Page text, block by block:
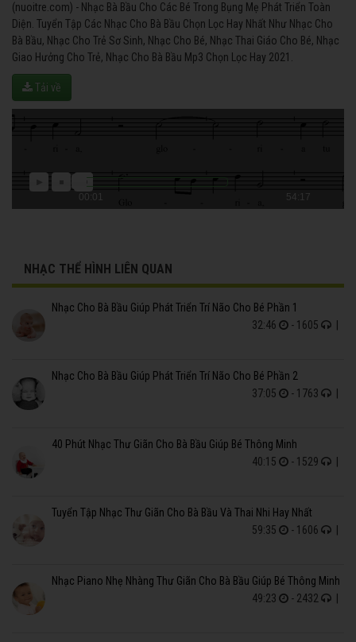
(nuoitre.com) - Nhạc Bà Bầu Cho Các Bé Trong Bụng Mẹ Phát Triển Toàn
Diện. Tuyển Tập Các Nhạc Cho Bà Bầu Chọn Lọc Hay Nhất Như Nhạc Cho
Bà Bầu, Nhạc Cho Trẻ Sơ Sinh, Nhạc Cho Bé, Nhạc Thai Giáo Cho Bé, Nhạc
Giao Hưởng Cho Trẻ, Nhạc Cho Bà Bầu Mp3 Chọn Lọc Hay 2021.
Tải về
00:01 54:17
NHẠC THỂ HÌNH LIÊN QUAN
Nhạc Cho Bà Bầu Giúp Phát Triển Trí Não Cho Bé Phần 1
32:46
- 1605 |
Nhạc Cho Bà Bầu Giúp Phát Triển Trí Não Cho Bé Phần 2
37:05
- 1763 |
40 Phút Nhạc Thư Giãn Cho Bà Bầu Giúp Bé Thông Minh
40:15
- 1529 |
Tuyển Tập Nhạc Thư Giãn Cho Bà Bầu Và Thai Nhi Hay Nhất
59:35
- 1606 |
Nhạc Piano Nhẹ Nhàng Thư Giãn Cho Bà Bầu Giúp Bé Thông Minh
49:23
- 2432 |